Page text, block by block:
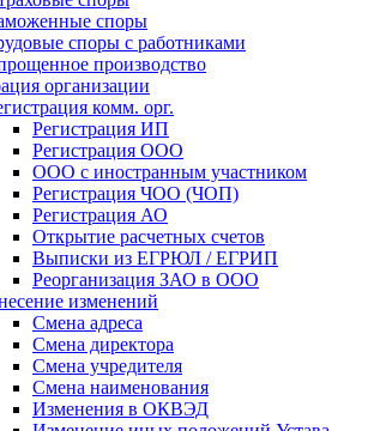
споры
споры с работниками
производство
организации
комм. орг.
Регистрация ИП
Регистрация ООО
ООО с иностранным участником
Регистрация ЧОО (ЧОП)
Регистрация АО
Открытие расчетных счетов
Выписки из ЕГРЮЛ / ЕГРИП
Реорганизация ЗАО в ООО
изменений
Смена адреса
Смена директора
Cмена учредителя
Смена наименования
Изменения в ОКВЭД